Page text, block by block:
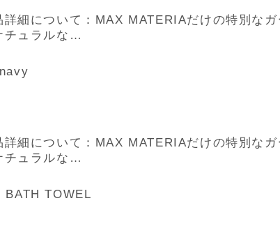
について：MAX MATERIAだけの特別なガ
チュラルな…
について：MAX MATERIAだけの特別なガ
チュラルな…
TOWEL